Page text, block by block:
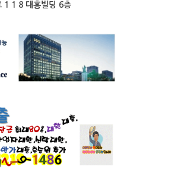
1 1 8 대흥빌딩 6층